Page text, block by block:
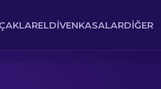
ELDIVENKASALARDIĞER